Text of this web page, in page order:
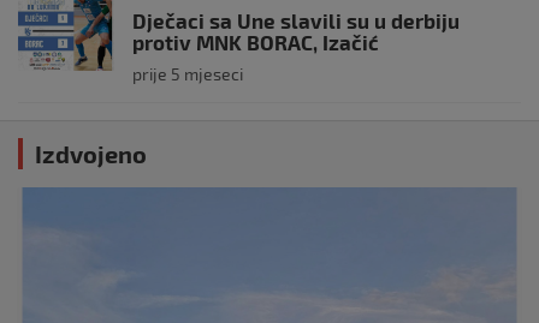
Dječaci sa Une slavili su u derbiju
protiv MNK BORAC, Izačić
prije 5 mjeseci
Izdvojeno